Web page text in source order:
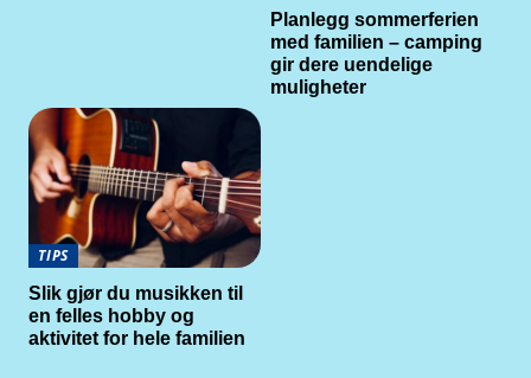
Planlegg sommerferien
med familien – camping
gir dere uendelige
muligheter
TIPS
Slik gjør du musikken til
en felles hobby og
aktivitet for hele familien